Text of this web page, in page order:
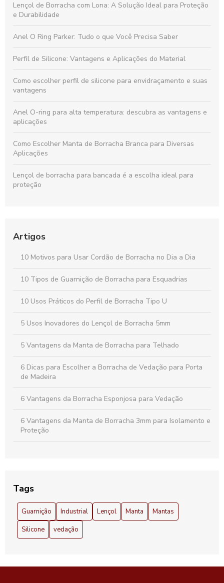
Lençol de Borracha com Lona: A Solução Ideal para Proteção
e Durabilidade
Anel O Ring Parker: Tudo o que Você Precisa Saber
Perfil de Silicone: Vantagens e Aplicações do Material
Como escolher perfil de silicone para envidraçamento e suas
vantagens
Anel O-ring para alta temperatura: descubra as vantagens e
aplicações
Como Escolher Manta de Borracha Branca para Diversas
Aplicações
Lençol de borracha para bancada é a escolha ideal para
proteção
Lençol de silicone para acamados é a solução ideal para
Perfis quadrados: descubra suas aplicações e vantagens no
mercado atual
Artigos
10 Motivos para Usar Cordão de Borracha no Dia a Dia
10 Tipos de Guarnição de Borracha para Esquadrias
10 Usos Práticos do Perfil de Borracha Tipo U
5 Usos Inovadores do Lençol de Borracha 5mm
5 Vantagens da Manta de Borracha para Telhado
6 Dicas para Escolher a Borracha de Vedação para Porta
de Madeira
6 Vantagens da Borracha Esponjosa para Vedação
6 Vantagens da Manta de Borracha 3mm para Isolamento e
Proteção
benefícios da manta de borracha
Anel de Borracha 100mm: Descubra Vantagens e
Aplicações Essenciais
Tags
Guarnição Industrial Lençol Manta
Mantas
Silicone
vedação